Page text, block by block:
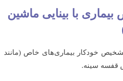
بیماری با بینایی ماشین
بیماری‌های خاص (مانند
سینه.